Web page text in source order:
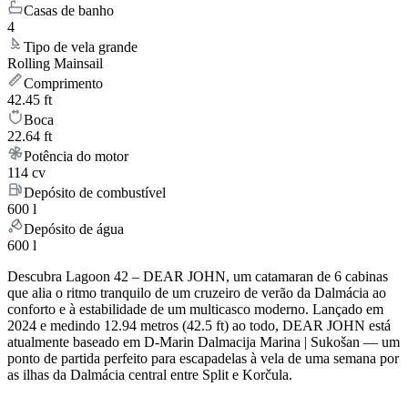
Casas de banho
4
Tipo de vela grande
Rolling Mainsail
Comprimento
42.45 ft
Boca
22.64 ft
Potência do motor
114 cv
Depósito de combustível
600 l
Depósito de água
600 l
Descubra Lagoon 42 – DEAR JOHN, um catamaran de 6 cabinas
que alia o ritmo tranquilo de um cruzeiro de verão da Dalmácia ao
conforto e à estabilidade de um multicasco moderno. Lançado em
2024 e medindo 12.94 metros (42.5 ft) ao todo, DEAR JOHN está
atualmente baseado em D-Marin Dalmacija Marina | Sukošan — um
ponto de partida perfeito para escapadelas à vela de uma semana por
as ilhas da Dalmácia central entre Split e Korčula.